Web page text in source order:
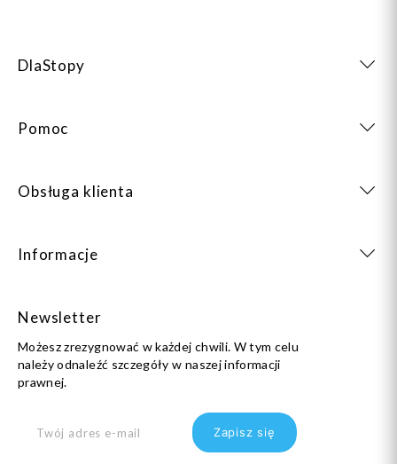
DlaStopy
Pomoc
Obsługa klienta
Informacje
Newsletter
Możesz zrezygnować w każdej chwili. W tym celu
należy odnaleźć szczegóły w naszej informacji
prawnej.